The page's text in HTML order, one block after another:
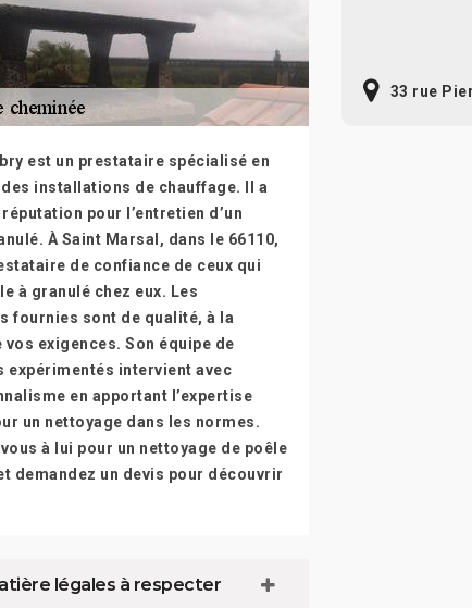
est un prestataire spécialisé en
installations de chauffage. Il a
pour l’entretien d’un
À Saint Marsal, dans le 66110,
de confiance de ceux qui
à granulé chez eux. Les
fournies sont de qualité, à la
vos exigences. Son équipe de
expérimentés intervient avec
en apportant l’expertise
un nettoyage dans les normes.
à lui pour un nettoyage de poêle
demandez un devis pour découvrir
légales à respecter
33 rue